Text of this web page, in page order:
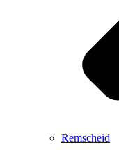
Remscheid